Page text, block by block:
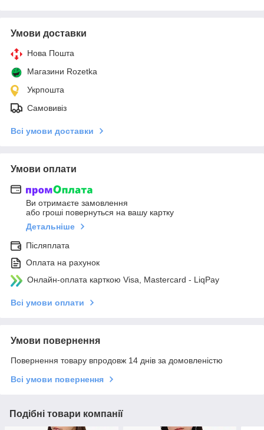
Умови доставки
Нова Пошта
Магазини Rozetka
Укрпошта
Самовивіз
Всі умови доставки
Умови оплати
Ви отримаєте замовлення
або гроші повернуться на вашу картку
Детальніше
Післяплата
Оплата на рахунок
Онлайн-оплата карткою Visa, Mastercard - LiqPay
Всі умови оплати
Умови повернення
Повернення товару впродовж 14 днів за домовленістю
Всі умови повернення
Подібні товари компанії